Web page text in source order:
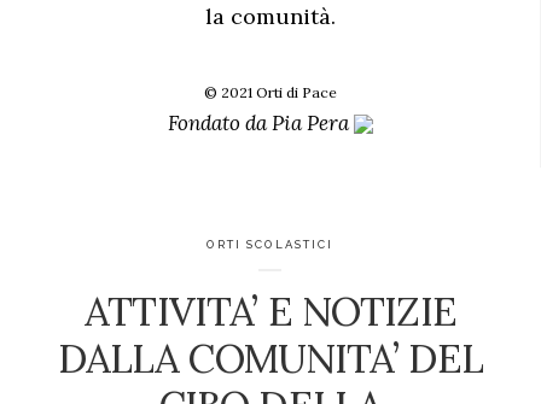
la comunità.
© 2021 Orti di Pace
Fondato daPia Pera
ORTI SCOLASTICI
ATTIVITA’ E NOTIZIE
DALLA COMUNITA’ DEL